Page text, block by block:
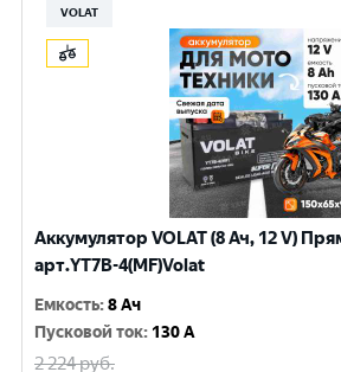
VOLAT
Аккумулятор VOLAT (8 Ач, 12 V)
арт.YT7B-4(MF)Volat
Емкость:8 Ач
Пусковой ток: 130 A
2 224руб.